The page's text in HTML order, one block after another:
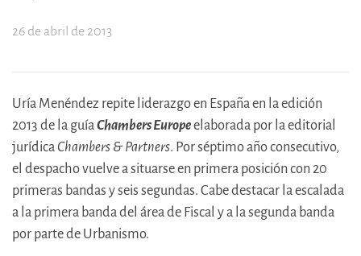
26 de abril de 2013
Uría Menéndez repite liderazgo en España en la edición
2013 de la guíaChambers Europeelaborada por la editorial
jurídica Chambers & Partners. Por séptimo año consecutivo,
el despacho vuelve a situarse en primera posición con 20
primeras bandas y seis segundas. Cabe destacar la escalada
a la primera banda del área de Fiscal y a la segunda banda
por parte de Urbanismo.